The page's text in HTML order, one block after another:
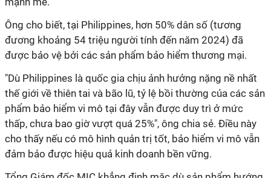
Ông cho biết, tại Philippines, hơn 50% dân số (tương
đương khoảng 54 triệu người tính đến năm 2024) đã
được bảo vệ bởi các sản phẩm bảo hiểm thương mại.
"Dù Philippines là quốc gia chịu ảnh hưởng nặng nề nhất
thế giới về thiên tai và bão lũ, tỷ lệ bồi thường của các sản
phẩm bảo hiểm vi mô tại đây vẫn được duy trì ở mức
thấp, chưa bao giờ vượt quá 25%", ông chia sẻ. Điều này
cho thấy nếu có mô hình quản trị tốt, bảo hiểm vi mô vẫn
đảm bảo được hiệu quả kinh doanh bền vững.